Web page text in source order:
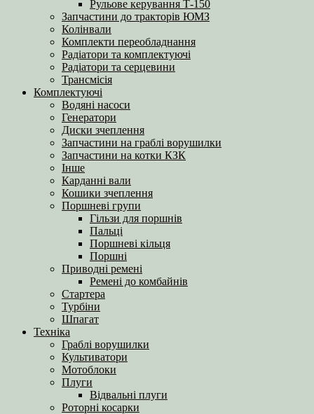
Рульове керування Т-150
Запчастини до тракторів ЮМЗ
Колінвали
Комплекти переобладнання
Радіатори та комплектуючі
Радіатори та серцевини
Трансмісія
Комплектуючі
Водяні насоси
Генератори
Диски зчеплення
Запчастини на граблі ворушилки
Запчастини на котки КЗК
Інше
Карданні вали
Кошики зчеплення
Поршневі групи
Гільзи для поршнів
Пальці
Поршневі кільця
Поршні
Приводні ремені
Ремені до комбайнів
Стартера
Турбіни
Шпагат
Техніка
Граблі ворушилки
Культиватори
Мотоблоки
Плуги
Відвальні плуги
Роторні косарки